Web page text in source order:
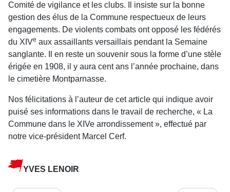
Comité de vigilance et les clubs. Il insiste sur la bonne
gestion des élus de la Commune respectueux de leurs
engagements. De violents combats ont opposé les fédérés
du XIVe aux assaillants versaillais pendant la Semaine
sanglante. Il en reste un souvenir sous la forme d’une stèle
érigée en 1908, il y aura cent ans l’année prochaine, dans
le cimetière Montparnasse.
Nos félicitations à l’auteur de cet article qui indique avoir
puisé ses informations dans le travail de recherche, « La
Commune dans le XIVe arrondissement », effectué par
notre vice-président Marcel Cerf.
YVES LENOIR